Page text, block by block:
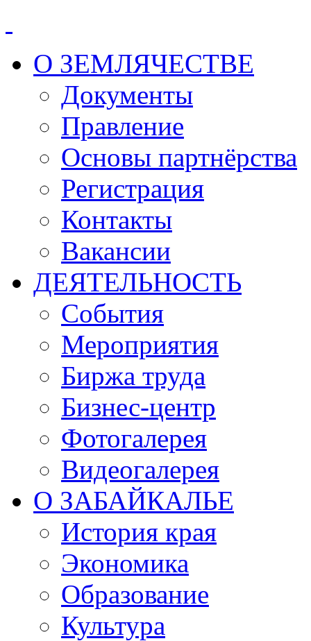
О ЗЕМЛЯЧЕСТВЕ
Документы
Правление
Основы партнёрства
Регистрация
Контакты
Вакансии
ДЕЯТЕЛЬНОСТЬ
События
Мероприятия
Биржа труда
Бизнес-центр
Фотогалерея
Видеогалерея
О ЗАБАЙКАЛЬЕ
История края
Экономика
Образование
Культура